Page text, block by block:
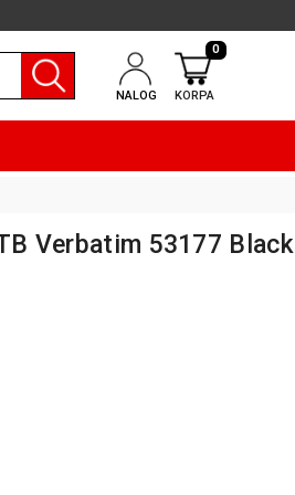
NALOG KORPA
0
Verbatim 53177 Black